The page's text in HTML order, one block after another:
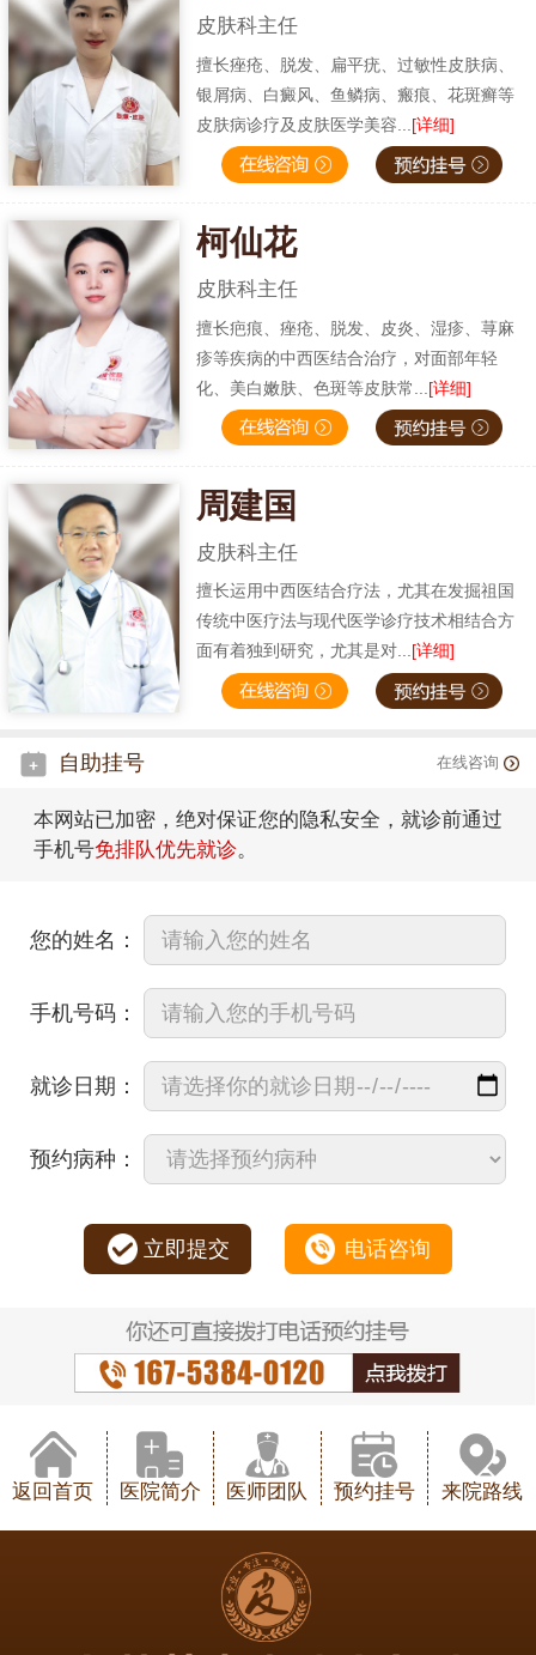
皮肤科主任
擅长痤疮、脱发、扁平疣、过敏性皮肤病、
银屑病、白癜风、鱼鳞病、瘢痕、花斑癣等
皮肤病诊疗及皮肤医学美容... [详细]
柯仙花
皮肤科主任
擅长疤痕、痤疮、脱发、皮炎、湿疹、荨麻
疹等疾病的中西医结合治疗，对面部年轻
化、美白嫩肤、色斑等皮肤常... [详细]
周建国
皮肤科主任
擅长运用中西医结合疗法，尤其在发掘祖国
传统中医疗法与现代医学诊疗技术相结合方
面有着独到研究，尤其是对...[详细]
自助挂号 在线咨询
本网站已加密，绝对保证您的隐私安全，就诊前通过
手机号免排队优先就诊。
您的姓名：
手机号码：
就诊日期：
预约病种：
立即提交 电话咨询
返回首页 医院简介 医师团队 预约挂号 来院路线